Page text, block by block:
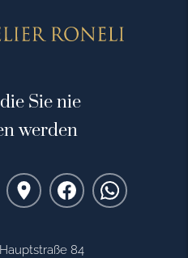
Sie nie
werden
84